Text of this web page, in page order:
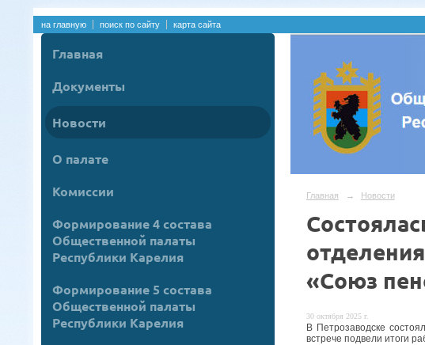
на главную поиск по сайту карта сайта
Главная
Документы
Новости
О палате
Комиссии
Формирование 4 состава
Общественной палаты
Республики Карелия
Формирование 5 состава
Общественной палаты
Республики Карелия
Главная → Новости
«Союз
30 октября 2025 г.
В Петрозаводске
встрече подвели итоги